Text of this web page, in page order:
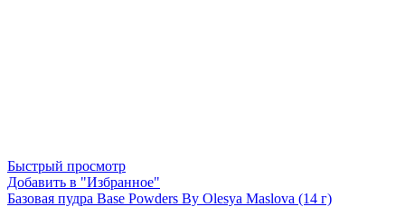
Быстрый просмотр
Добавить в "Избранное"
Базовая пудра Base Powders By Olesya Maslova (14 г)